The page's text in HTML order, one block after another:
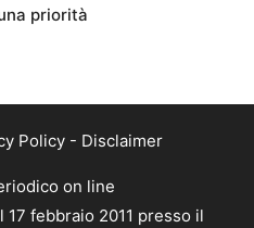
priorità
Policy- Disclaimer
on line
17 febbraio 2011 presso il